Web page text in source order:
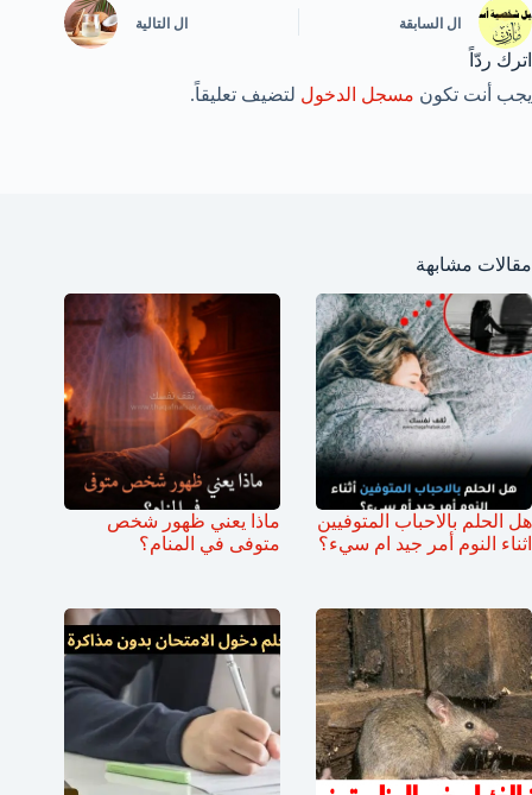
ال السابقة ال التالية
اترك ردّاً
يجب أنت تكون مسجل الدخول لتضيف تعليقاً.
مقالات مشابهة
هل الحلم بالاحباب المتوفيين
اثناء النوم أمر جيد ام سيء؟
ماذا يعني ظهور شخص
متوفى في المنام؟